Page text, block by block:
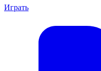
Играть